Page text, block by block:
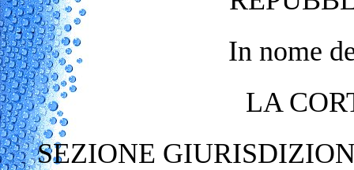
In nome
LA
SEZIONE